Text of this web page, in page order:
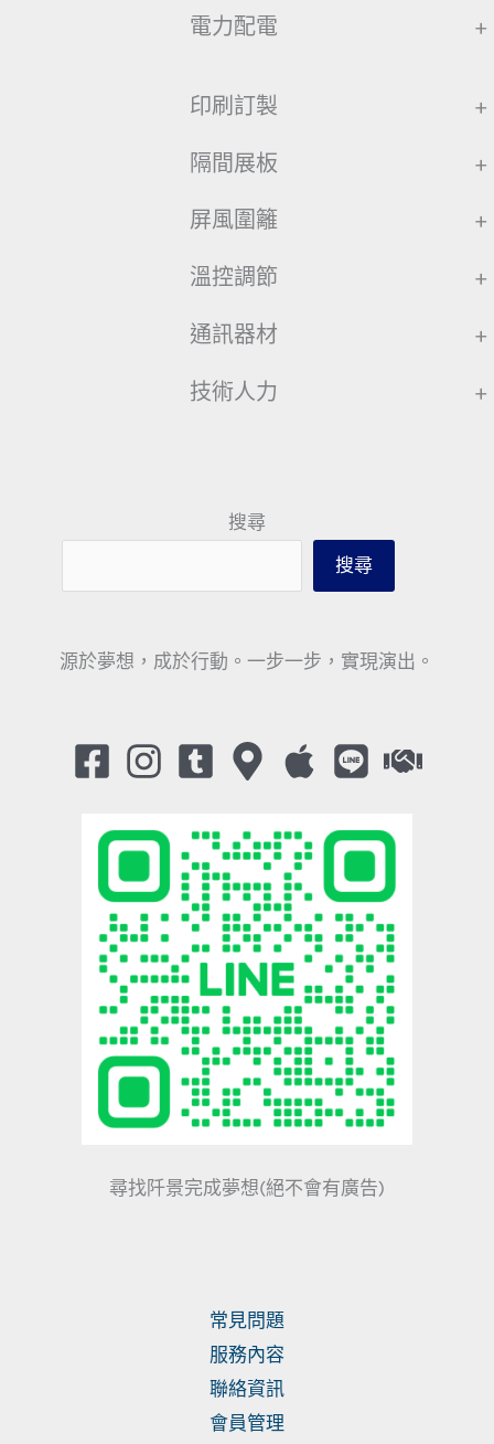
電力配電 +
印刷訂製 +
隔間展板 +
屏風圍籬 +
溫控調節 +
通訊器材 +
技術人力 +
搜尋
搜尋
源於夢想，成於行動。一步一步，實現演出。
尋找阡景完成夢想(絕不會有廣告)
常見問題
服務內容
聯絡資訊
會員管理